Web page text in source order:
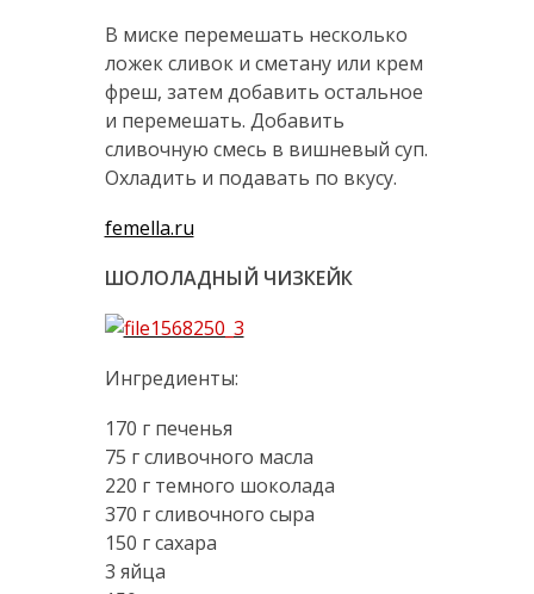
В миске перемешать несколько
ложек сливок и сметану или крем
фреш, затем добавить остальное
и перемешать. Добавить
сливочную смесь в вишневый суп.
Охладить и подавать по вкусу.
femella.ru
ШОЛОЛАДНЫЙ ЧИЗКЕЙК
Ингредиенты:
170 г печенья
75 г сливочного масла
220 г темного шоколада
370 г сливочного сыра
150 г сахара
3 яйца